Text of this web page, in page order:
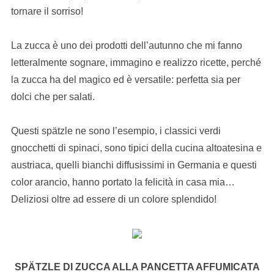
tornare il sorriso!
La zucca è uno dei prodotti dell’autunno che mi fanno
letteralmente sognare, immagino e realizzo ricette, perché
la zucca ha del magico ed è versatile: perfetta sia per
dolci che per salati.
Questi spätzle ne sono l’esempio, i classici verdi
gnocchetti di spinaci, sono tipici della cucina altoatesina e
austriaca, quelli bianchi diffusissimi in Germania e questi
color arancio, hanno portato la felicità in casa mia…
Deliziosi oltre ad essere di un colore splendido!
SPÄTZLE DI ZUCCA ALLA PANCETTA AFFUMICATA